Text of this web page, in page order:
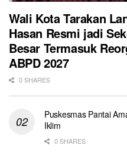
Wali Kota Tarakan
Hasan Resmi jadi
Besar Termasuk
ABPD 2027
0 SHARES
Puskesmas Pantai
Iklim
0 SHARES